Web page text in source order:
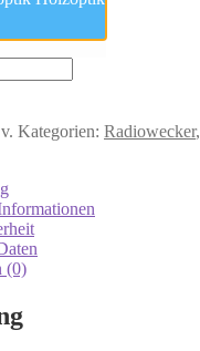
Kategorien: Radiowecker,
(0)